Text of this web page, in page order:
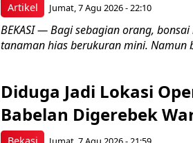
Artikel Jumat, 7 Agu 2026 - 22:10
BEKASI — Bagi sebagian orang,
tanaman hias berukuran mini. Namun
Diduga Jadi Lokasi
Babelan Digerebek